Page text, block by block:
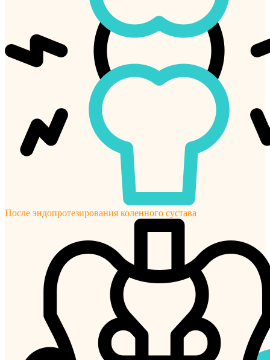
После эндопротезирования коленного сустава